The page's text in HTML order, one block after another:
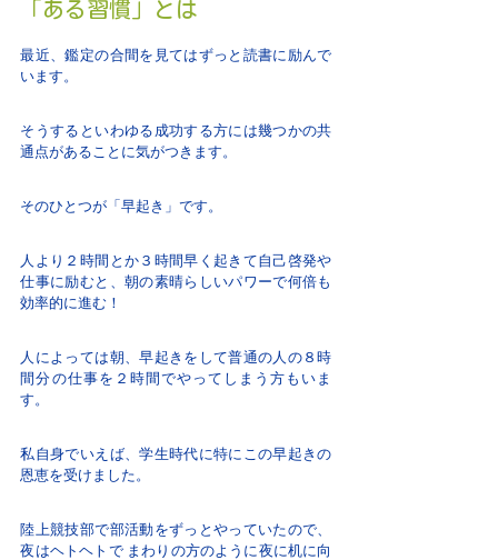
「ある習慣」とは
最近、鑑定の合間を見てはずっと読書に励んで
います。
そうするといわゆる成功する方には幾つかの共
通点があることに気がつきます。
そのひとつが「早起き」です。
人より２時間とか３時間早く起きて自己啓発や
仕事に励むと、朝の素晴らしいパワーで何倍も
効率的に進む！
人によっては朝、早起きをして普通の人の８時
間分の仕事を２時間でやってしまう方もいま
す。
私自身でいえば、学生時代に特にこの早起きの
恩恵を受けました。
陸上競技部で部活動をずっとやっていたので、
夜はヘトヘトで まわりの方のように夜に机に向